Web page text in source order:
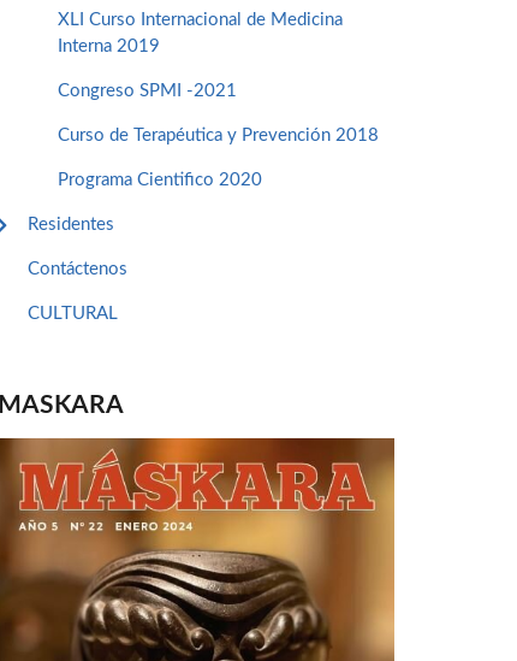
XLI Curso Internacional de Medicina
Interna 2019
Congreso SPMI -2021
Curso de Terapéutica y Prevención 2018
Programa Cientifico 2020
Residentes
Contáctenos
CULTURAL
MASKARA